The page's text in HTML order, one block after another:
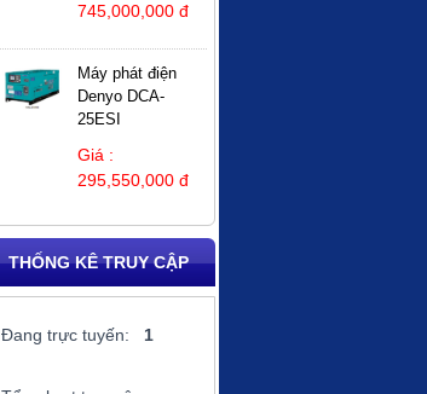
745,000,000 đ
Máy phát điện
Denyo DCA-
25ESI
Giá :
295,550,000 đ
THỐNG KÊ TRUY CẬP
Đang trực tuyến: 1